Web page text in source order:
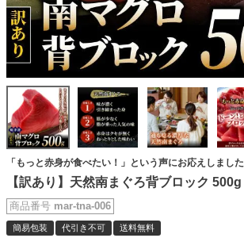
「もっと赤身が食べたい！」という声にお応えしました
【訳あり】天然南まぐろ背ブロック 500g
商品番号 mar-tna-006
簡易包装 代引き不可 送料無料